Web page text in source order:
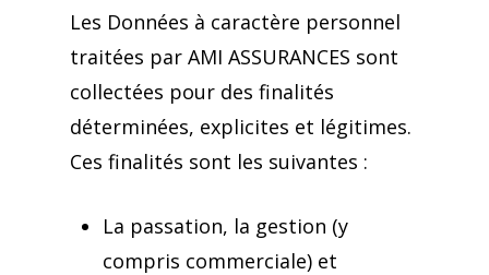
Les Données à caractère personnel
traitées par AMI ASSURANCES sont
collectées pour des finalités
déterminées, explicites et légitimes.
Ces finalités sont les suivantes :
La passation, la gestion (y
compris commerciale) et